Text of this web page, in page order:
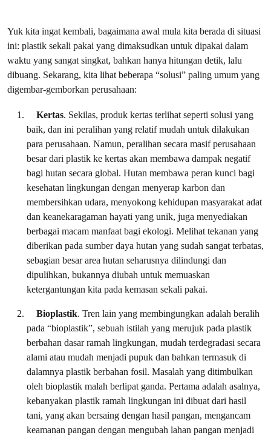
Yuk kita ingat kembali, bagaimana awal mula kita berada di situasi
ini: plastik sekali pakai yang dimaksudkan untuk dipakai dalam
waktu yang sangat singkat, bahkan hanya hitungan detik, lalu
dibuang. Sekarang, kita lihat beberapa “solusi” paling umum yang
digembar-gemborkan perusahaan:
Kertas. Sekilas, produk kertas terlihat seperti solusi yang
baik, dan ini peralihan yang relatif mudah untuk dilakukan
para perusahaan. Namun, peralihan secara masif perusahaan
besar dari plastik ke kertas akan membawa dampak negatif
bagi hutan secara global. Hutan membawa peran kunci bagi
kesehatan lingkungan dengan menyerap karbon dan
membersihkan udara, menyokong kehidupan masyarakat adat
dan keanekaragaman hayati yang unik, juga menyediakan
berbagai macam manfaat bagi ekologi. Melihat tekanan yang
diberikan pada sumber daya hutan yang sudah sangat terbatas,
sebagian besar area hutan seharusnya dilindungi dan
dipulihkan, bukannya diubah untuk memuaskan
ketergantungan kita pada kemasan sekali pakai.
Bioplastik. Tren lain yang membingungkan adalah beralih
pada “bioplastik”, sebuah istilah yang merujuk pada plastik
berbahan dasar ramah lingkungan, mudah terdegradasi secara
alami atau mudah menjadi pupuk dan bahkan termasuk di
dalamnya plastik berbahan fosil. Masalah yang ditimbulkan
oleh bioplastik malah berlipat ganda. Pertama adalah asalnya,
kebanyakan plastik ramah lingkungan ini dibuat dari hasil
tani, yang akan bersaing dengan hasil pangan, mengancam
keamanan pangan dengan mengubah lahan pangan menjadi